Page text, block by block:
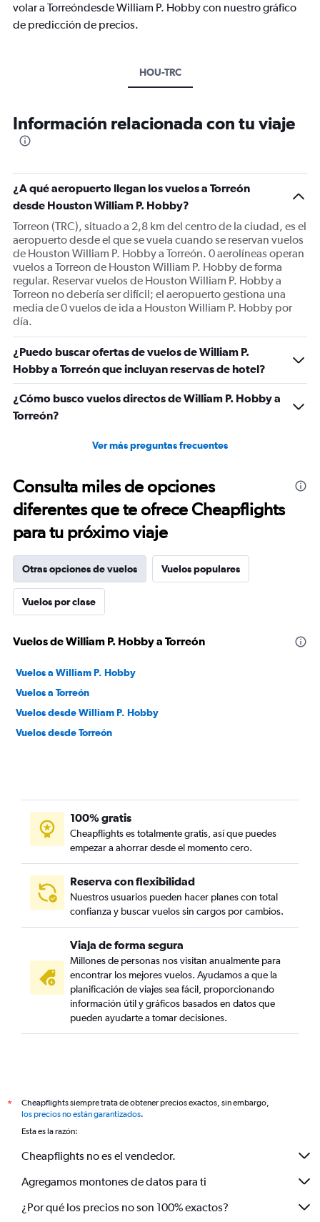
volar a Torreóndesde William P. Hobby con nuestro gráfico
de predicción de precios.
HOU-TRC
Información relacionada con tu viaje
¿A qué aeropuerto llegan los vuelos a Torreón
desde Houston William P. Hobby?
Torreon (TRC), situado a 2,8 km del centro de la ciudad, es el
aeropuerto desde el que se vuela cuando se reservan vuelos
de Houston William P. Hobby a Torreón. 0 aerolíneas operan
vuelos a Torreon de Houston William P. Hobby de forma
regular. Reservar vuelos de Houston William P. Hobby a
Torreon no debería ser difícil; el aeropuerto gestiona una
media de 0 vuelos de ida a Houston William P. Hobby por
día.
¿Puedo buscar ofertas de vuelos de William P.
Hobby a Torreón que incluyan reservas de hotel?
¿Cómo busco vuelos directos de William P. Hobby a
Torreón?
Ver más preguntas frecuentes
Consulta miles de opciones
diferentes que te ofrece Cheapflights
para tu próximo viaje
Otras opciones de vuelos Vuelos populares
Vuelos por clase
Vuelos de William P. Hobby a Torreón
Vuelos a William P. Hobby
Vuelos a Torreón
Vuelos desde William P. Hobby
Vuelos desde Torreón
100% gratis
Cheapflights es totalmente gratis, así que puedes
empezar a ahorrar desde el momento cero.
Reserva con flexibilidad
Nuestros usuarios pueden hacer planes con total
confianza y buscar vuelos sin cargos por cambios.
Viaja de forma segura
Millones de personas nos visitan anualmente para
encontrar los mejores vuelos. Ayudamos a que la
planificación de viajes sea fácil, proporcionando
información útil y gráficos basados en datos que
pueden ayudarte a tomar decisiones.
*
Cheapflights siempre trata de obtener precios exactos, sin embargo,
los precios no están garantizados.
Esta es la razón:
Cheapflights no es el vendedor.
Agregamos montones de datos para ti
¿Por qué los precios no son 100% exactos?